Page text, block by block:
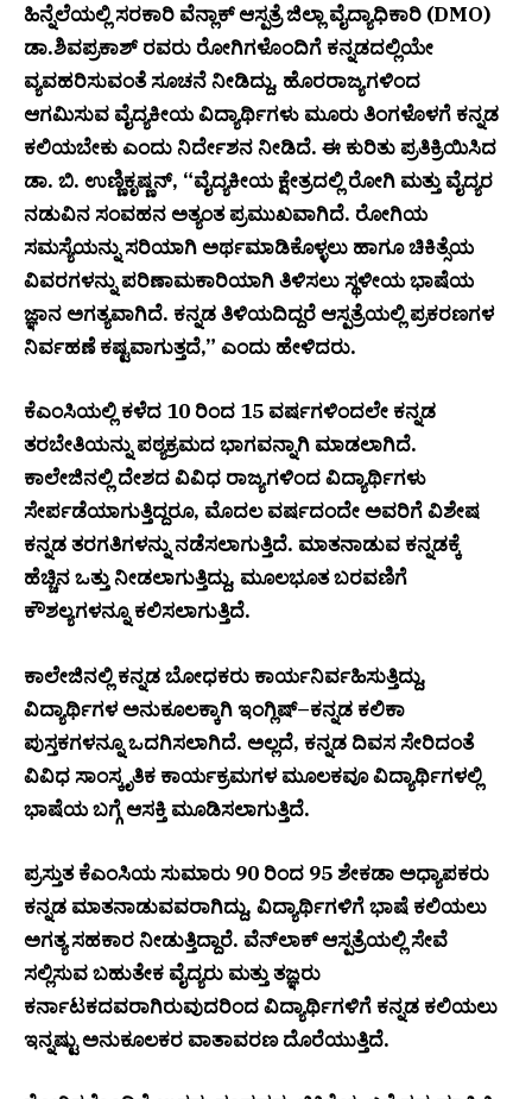
ಹಿನ್ನೆಲೆಯಲ್ಲಿ ಸರಕಾರಿ ವೆನ್ಲಾಕ್ ಆಸ್ಪತ್ರೆಜಿಲ್ಲಾ ವೈದ್ಯಾಧಿಕಾರಿ (DMO)
ಡಾ.ಶಿವಪ್ರಕಾಶ್ ರವರು ರೋಗಿಗಳೊಂದಿಗೆ ಕನ್ನಡದಲ್ಲಿಯೇ
ವ್ಯವಹರಿಸುವಂತೆ ಸೂಚನೆ ನೀಡಿದ್ದು, ಹೊರರಾಜ್ಯಗಳಿಂದ
ಆಗಮಿಸುವ ವೈದ್ಯಕೀಯ ವಿದ್ಯಾರ್ಥಿಗಳು ಮೂರುತಿಂಗಳೊಳಗೆ ಕನ್ನಡ
ಕಲಿಯಬೇಕು ಎಂದು ನಿರ್ದೇಶನ ನೀಡಿದೆ. ಈ ಕುರಿತು ಪ್ರತಿಕ್ರಿಯಿಸಿದ
ಡಾ. ಬಿ. ಉಣ್ಣಿಕೃಷ್ಣನ್, “ವೈದ್ಯಕೀಯ ಕ್ಷೇತ್ರದಲ್ಲಿ ರೋಗಿ ಮತ್ತು ವೈದ್ಯರ
ನಡುವಿನ ಸಂವಹನ ಅತ್ಯಂತ ಪ್ರಮುಖವಾಗಿದೆ. ರೋಗಿಯ
ಸಮಸ್ಯೆಯನ್ನು ಸರಿಯಾಗಿ ಅರ್ಥಮಾಡಿಕೊಳ್ಳಲು ಹಾಗೂ ಚಿಕಿತ್ಸೆಯ
ವಿವರಗಳನ್ನು ಪರಿಣಾಮಕಾರಿಯಾಗಿ ತಿಳಿಸಲು ಸ್ಥಳೀಯ ಭಾಷೆಯ
ಜ್ಞಾನ ಅಗತ್ಯವಾಗಿದೆ. ಕನ್ನಡ ತಿಳಿಯದಿದ್ದರೆ ಆಸ್ಪತ್ರೆಯಲ್ಲಿ ಪ್ರಕರಣಗಳ
ನಿರ್ವಹಣೆ ಕಷ್ಟವಾಗುತ್ತದೆ,” ಎಂದು ಹೇಳಿದರು.
ಕೆಎಂಸಿಯಲ್ಲಿ ಕಳೆದ 10 ರಿಂದ 15 ವರ್ಷಗಳಿಂದಲೇ ಕನ್ನಡ
ತರಬೇತಿಯನ್ನು ಪಠ್ಯಕ್ರಮದ ಭಾಗವನ್ನಾಗಿ ಮಾಡಲಾಗಿದೆ.
ಕಾಲೇಜಿನಲ್ಲಿ ದೇಶದ ವಿವಿಧ ರಾಜ್ಯಗಳಿಂದ ವಿದ್ಯಾರ್ಥಿಗಳು
ಸೇರ್ಪಡೆಯಾಗುತ್ತಿದ್ದರೂ, ಮೊದಲ ವರ್ಷದಂದೇ ಅವರಿಗೆ ವಿಶೇಷ
ಕನ್ನಡ ತರಗತಿಗಳನ್ನು ನಡೆಸಲಾಗುತ್ತಿದೆ. ಮಾತನಾಡುವ ಕನ್ನಡಕ್ಕೆ
ಹೆಚ್ಚಿನ ಒತ್ತು ನೀಡಲಾಗುತ್ತಿದ್ದು, ಮೂಲಭೂತ ಬರವಣಿಗೆ
ಕೌಶಲ್ಯಗಳನ್ನೂ ಕಲಿಸಲಾಗುತ್ತಿದೆ.
ಕಾಲೇಜಿನಲ್ಲಿ ಕನ್ನಡ ಬೋಧಕರು ಕಾರ್ಯನಿರ್ವಹಿಸುತ್ತಿದ್ದು,
ವಿದ್ಯಾರ್ಥಿಗಳ ಅನುಕೂಲಕ್ಕಾಗಿ ಇಂಗ್ಲಿಷ್–ಕನ್ನಡ ಕಲಿಕಾ
ಪುಸ್ತಕಗಳನ್ನೂ ಒದಗಿಸಲಾಗಿದೆ. ಅಲ್ಲದೆ, ಕನ್ನಡ ದಿವಸ ಸೇರಿದಂತೆ
ವಿವಿಧ ಸಾಂಸ್ಕೃತಿಕ ಕಾರ್ಯಕ್ರಮಗಳ ಮೂಲಕವೂ ವಿದ್ಯಾರ್ಥಿಗಳಲ್ಲಿ
ಭಾಷೆಯ ಬಗ್ಗೆ ಆಸಕ್ತಿ ಮೂಡಿಸಲಾಗುತ್ತಿದೆ.
ಪ್ರಸ್ತುತ ಕೆಎಂಸಿಯ ಸುಮಾರು 90 ರಿಂದ 95 ಶೇಕಡಾ ಅಧ್ಯಾಪಕರು
ಕನ್ನಡ ಮಾತನಾಡುವವರಾಗಿದ್ದು, ವಿದ್ಯಾರ್ಥಿಗಳಿಗೆ ಭಾಷೆ ಕಲಿಯಲು
ಅಗತ್ಯ ಸಹಕಾರ ನೀಡುತ್ತಿದ್ದಾರೆ. ವೆನ್‌ಲಾಕ್ ಆಸ್ಪತ್ರೆಯಲ್ಲಿ ಸೇವೆ
ಸಲ್ಲಿಸುವ ಬಹುತೇಕ ವೈದ್ಯರು ಮತ್ತು ತಜ್ಞರು
ಕರ್ನಾಟಕದವರಾಗಿರುವುದರಿಂದ ವಿದ್ಯಾರ್ಥಿಗಳಿಗೆ ಕನ್ನಡ ಕಲಿಯಲು
ಇನ್ನಷ್ಟು ಅನುಕೂಲಕರ ವಾತಾವರಣ ದೊರೆಯುತ್ತಿದೆ.